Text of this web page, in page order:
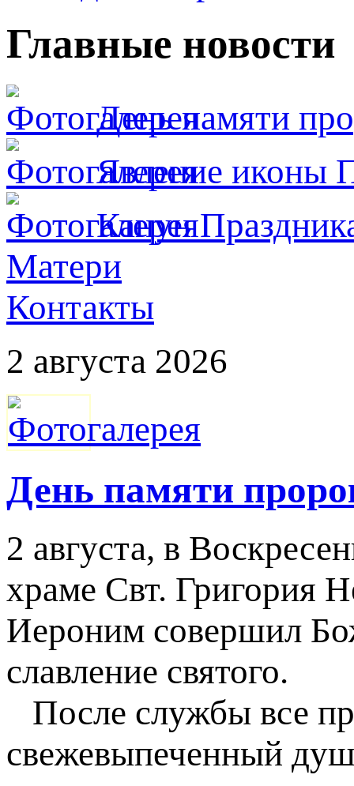
Главные новости
День памяти
Явлeние иконы
Канун
Матери
Контакты
2 августа 2026
День памяти
2 августа, в
храме Свт. Григория
Иероним совершил
славление святого.
После службы все
свежевыпеченный